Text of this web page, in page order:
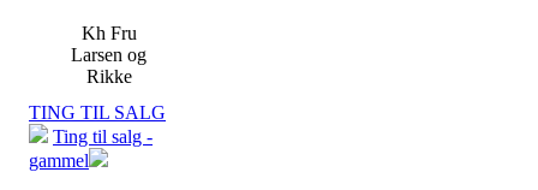
Kh Fru
Larsen og
Rikke
TING TIL SALG
Ting til salg -
gammel